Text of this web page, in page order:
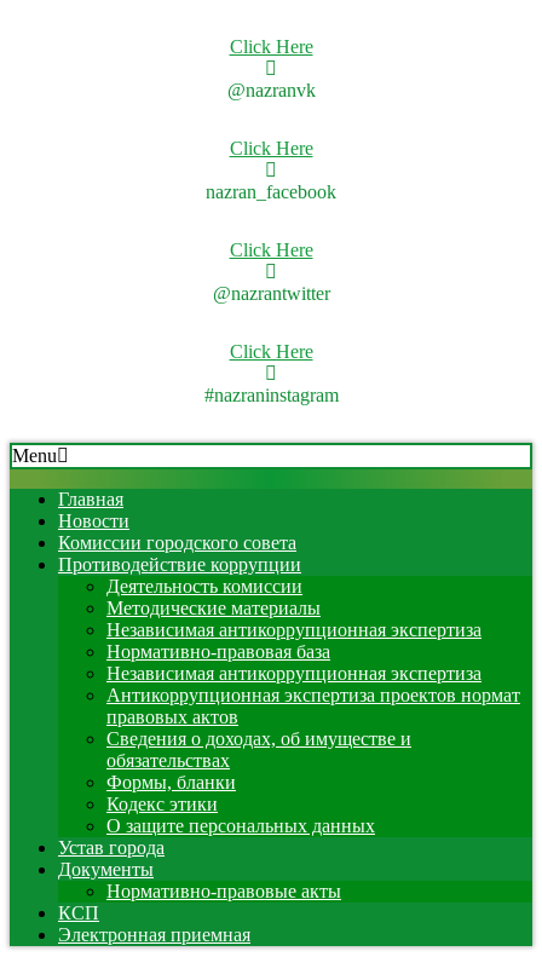
Click Here
@nazranvk
Click Here
nazran_facebook
Click Here
@nazrantwitter
Click Here
#nazraninstagram
Skip
to
content
Secondary
Navigation
Menu
Menu
Главная
Новости
Комиссии городского совета
Противодействие коррупции
Деятельность комиссии
Методические материалы
Независимая антикоррупционная экспертиза
Нормативно-правовая база
Независимая антикоррупционная экспертиза
Антикоррупционная экспертиза проектов нормат
правовых актов
Сведения о доходах, об имуществе и
обязательствах
Формы, бланки
Кодекс этики
О защите персональных данных
Устав города
Документы
Нормативно-правовые акты
КСП
Электронная приемная